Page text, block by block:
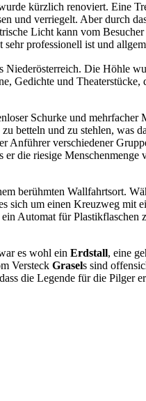
kürzlich renoviert. Eine
und verriegelt. Aber durch
Licht kann vom
professionell ist und
Die Höhle
und
Schurke und mehrfacher
betteln und zu stehlen, was
verschiedener
die riesige
berühmten Wallfahrtsort.
sich um einen Kreuzweg mit
Automat für
es wohl ein Erdstall, eine
Versteck Grasels sind
die Legende für die Pilger